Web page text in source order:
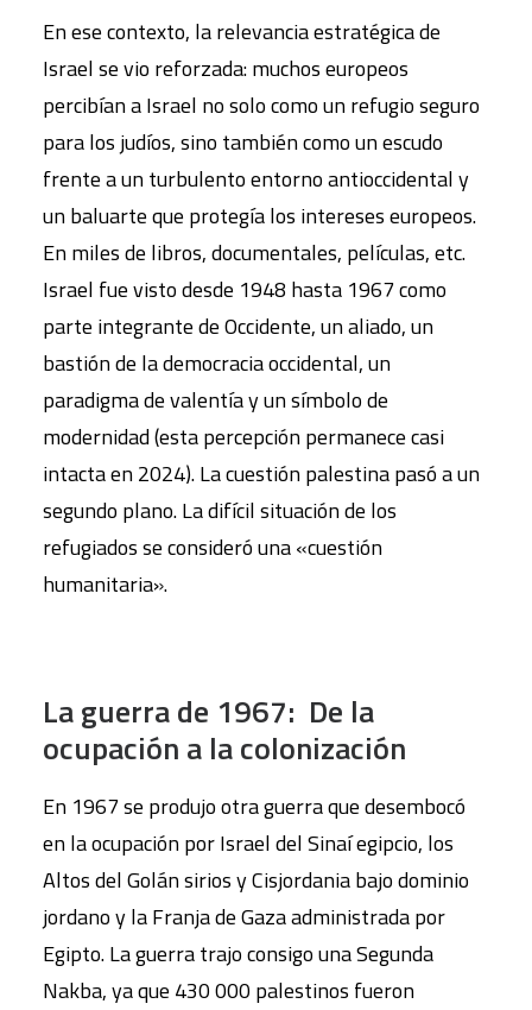
En ese contexto, la relevancia estratégica de
Israel se vio reforzada: muchos europeos
percibían a Israel no solo como un refugio seguro
para los judíos, sino también como un escudo
frente a un turbulento entorno antioccidental y
un baluarte que protegía los intereses europeos.
En miles de libros, documentales, películas, etc.
Israel fue visto desde 1948 hasta 1967 como
parte integrante de Occidente, un aliado, un
bastión de la democracia occidental, un
paradigma de valentía y un símbolo de
modernidad (esta percepción permanece casi
intacta en 2024). La cuestión palestina pasó a un
segundo plano. La difícil situación de los
refugiados se consideró una «cuestión
humanitaria».
La guerra de 1967: De la
ocupación a la colonización
En 1967 se produjo otra guerra que desembocó
en la ocupación por Israel del Sinaí egipcio, los
Altos del Golán sirios y Cisjordania bajo dominio
jordano y la Franja de Gaza administrada por
Egipto. La guerra trajo consigo una Segunda
Nakba, ya que 430 000 palestinos fueron